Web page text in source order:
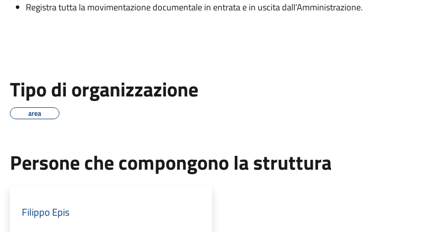
Registra tutta la movimentazione documentale in entrata e in uscita dall’Amministrazione.
Tipo di organizzazione
area
Persone che compongono la struttura
Filippo Epis